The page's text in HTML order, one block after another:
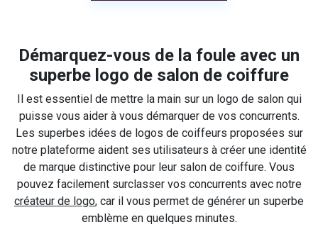
Démarquez-vous de la foule avec un
superbe logo de salon de coiffure
Il est essentiel de mettre la main sur un logo de salon qui
puisse vous aider à vous démarquer de vos concurrents.
Les superbes idées de logos de coiffeurs proposées sur
notre plateforme aident ses utilisateurs à créer une identité
de marque distinctive pour leur salon de coiffure. Vous
pouvez facilement surclasser vos concurrents avec notre
créateur de logo, car il vous permet de générer un superbe
emblème en quelques minutes.